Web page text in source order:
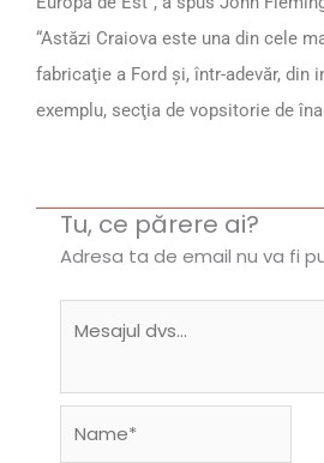
“Astăzi Craiova este una din cele
fabricaţie a Ford şi, într-adevăr,
exemplu, secţia de vopsitorie de
Tu, ce părere ai?
Adresa ta de email nu va fi